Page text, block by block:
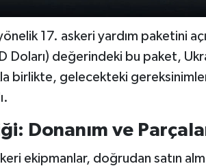
17. askeri yardım paketini
Doları) değerindeki bu paket,
birlikte, gelecekteki
Donanım ve
ekipmanlar, doğrudan satın